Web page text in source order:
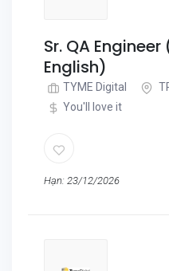
Sr. QA
English)
TYME Digital
You'll love it
Hạn: 23/12/2026